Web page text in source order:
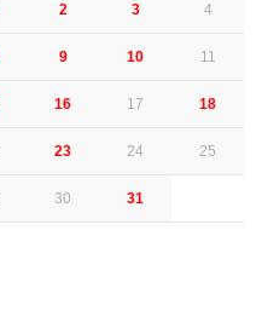
2 3 4
9 10 11
16 17 18
23 24 25
30 31